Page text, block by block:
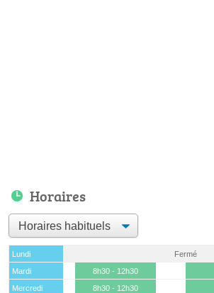
Horaires
Lundi
Fermé
Mardi
8h30 - 12h30
Mercredi
8h30 - 12h30